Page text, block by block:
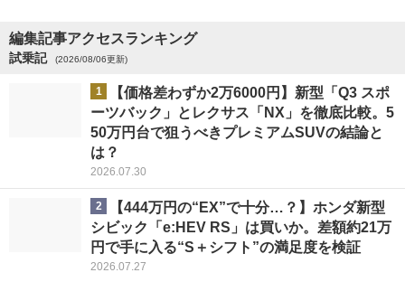
編集記事アクセスランキング
試乗記 (2026/08/06更新)
1
【価格差わずか2万6000円】新型「Q3 スポ
ーツバック」とレクサス「NX」を徹底比較。5
50万円台で狙うべきプレミアムSUVの結論と
は？
2026.07.30
2
【444万円の“EX”で十分…？】ホンダ新型
シビック「e:HEV RS」は買いか。差額約21万
円で手に入る“S＋シフト”の満足度を検証
2026.07.27